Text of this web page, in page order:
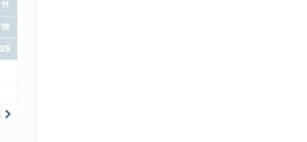
11
18
25